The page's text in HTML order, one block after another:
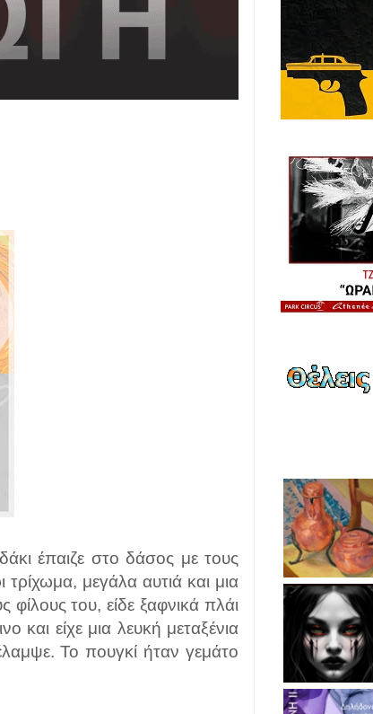
έπαιζε στο δάσος με τους
μεγάλα αυτιά και μια
του, είδε ξαφνικά πλάι
και είχε μια λευκή μεταξένια
Το πουγκί ήταν γεμάτο